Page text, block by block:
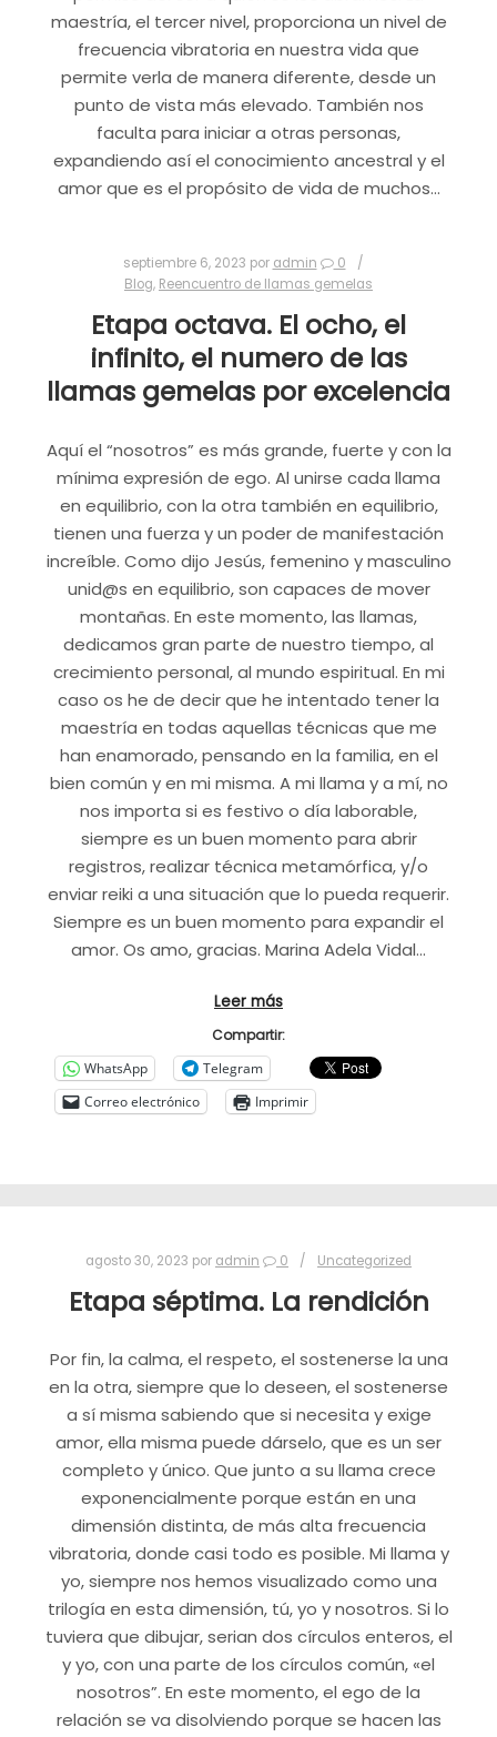
maestría, el tercer nivel, proporciona un nivel de
frecuencia vibratoria en nuestra vida que
permite verla de manera diferente, desde un
punto de vista más elevado. También nos
faculta para iniciar a otras personas,
expandiendo así el conocimiento ancestral y el
amor que es el propósito de vida de muchos…
Compartir:
Correo electrónico
Imprimir
septiembre 6, 2023 por admin
0
Blog, Reencuentro de llamas gemelas
Etapa octava. El ocho, el
infinito, el numero de las
llamas gemelas por excelencia
Aquí el “nosotros” es más grande, fuerte y con la
mínima expresión de ego. Al unirse cada llama
en equilibrio, con la otra también en equilibrio,
tienen una fuerza y un poder de manifestación
increíble. Como dijo Jesús, femenino y masculino
unid@s en equilibrio, son capaces de mover
montañas. En este momento, las llamas,
dedicamos gran parte de nuestro tiempo, al
crecimiento personal, al mundo espiritual. En mi
caso os he de decir que he intentado tener la
maestría en todas aquellas técnicas que me
han enamorado, pensando en la familia, en el
bien común y en mi misma. A mi llama y a mí, no
nos importa si es festivo o día laborable,
siempre es un buen momento para abrir
registros, realizar técnica metamórfica, y/o
enviar reiki a una situación que lo pueda requerir.
Siempre es un buen momento para expandir el
amor. Os amo, gracias. Marina Adela Vidal…
Leer más
Compartir:
WhatsApp
Telegram
Correo electrónico
Imprimir
agosto 30, 2023 por admin 0 Uncategorized
Etapa séptima. La rendición
Por fin, la calma, el respeto, el sostenerse la una
en la otra, siempre que lo deseen, el sostenerse
a sí misma sabiendo que si necesita y exige
amor, ella misma puede dárselo, que es un ser
completo y único. Que junto a su llama crece
exponencialmente porque están en una
dimensión distinta, de más alta frecuencia
vibratoria, donde casi todo es posible. Mi llama y
yo, siempre nos hemos visualizado como una
trilogía en esta dimensión, tú, yo y nosotros. Si lo
tuviera que dibujar, serian dos círculos enteros, el
y yo, con una parte de los círculos común, «el
nosotros”. En este momento, el ego de la
relación se va disolviendo porque se hacen las